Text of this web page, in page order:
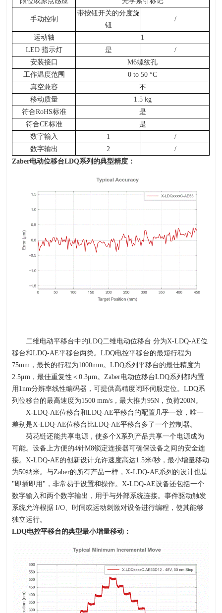
手动控制
带按钮开关的分度旋
钮
/
运动轴
1
LED 指示灯 是
/
安装接口
M6螺纹孔
工作温度范围
0 to 50 °C
真空兼容
不
移动质量
1.5 kg
符合RoHS标准
是
符合CE标准
是
数字输入
1
/
数字输出
2
/
Zaber电动位移台LDQ系列的典型精度：
二维电动平移台中的LDQ二维电动位移台 分为X-LDQ-AE位
移台和LDQ-AE平移台两类。LDQ电控平移台的最短行程为
75mm ，最长的行程为1000mm。LDQ系列平移台的最佳精度为
2.5μm ，最佳重复性＜0.3μm。Zaber电动位移台LDQ系列都内置
用 1nm分辨率线性编码器，可提供高精度闭环伺服定位。LDQ系
列位移台的最高速度为1500 mm/s ，最大推力95N ，负荷200N。
X-LDQ-AE位移台和LDQ-AE平移台的配置几乎一致，唯一
差别是X-LDQ-AE位移台比LDQ-AE平移台多了一个控制器。
菊花链还能共享电源，使多个X系列产品共享一个电源成为
可能。设备上方便的4针M8锁定连接器可确保设备之间的安全连
接。X-LDQ-AE的创新设计允许速度高达1.5米/秒，最小增量移动
为50纳米。与Zaber的所有产品一样，X-LDQ-AE系列的设计也是
"即插即用 " ，非常易于设置和操作。X-LDQ-AE设备还包括一个
数字输入和两个数字输出，用于与外部系统连接。事件驱动触发
系统允许根据 I/O、时间或运动刺激对设备进行编程，使其能够
独立运行。
LDQ电控平移台的典型最小增量移动：